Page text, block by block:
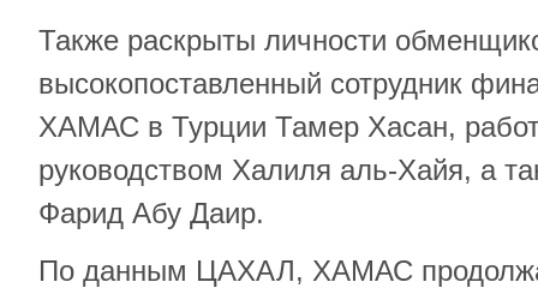
Также раскрыты личности
высокопоставленный сотрудник
ХАМАС в Турции Тамер Хасан,
руководством Халиля аль-Хайя, а
Фарид Абу Даир.
По данным ЦАХАЛ, ХАМАС